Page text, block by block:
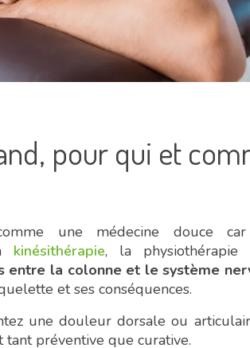
pour qui et
une médecine douce
kinésithérapie, la physiothérapie
entre la colonne et le système
et ses conséquences.
une douleur dorsale ou
préventive que curative.